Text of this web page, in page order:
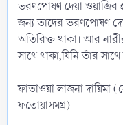
ভরণপোষণ দেয়া ওয়াজিব
জন্য তাদের ভরণপোষণ
অতিরিক্ত থাকা। আর
সাথে থাকা,যিনি তাঁর
ফাতাওয়া লাজনা দায়িমা
ফতোয়াসমগ্র)